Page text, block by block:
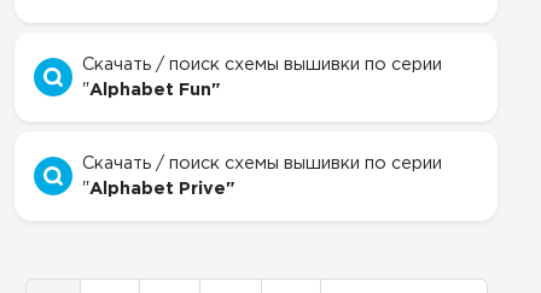
Скачать / поиск схемы вышивки по серии
"Alphabet Fun"
Скачать / поиск схемы вышивки по серии
"Alphabet Prive"